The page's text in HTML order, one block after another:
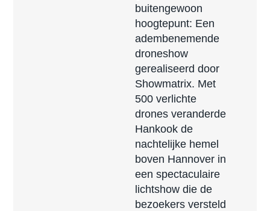
buitengewoon
hoogtepunt: Een
adembenemende
droneshow
gerealiseerd door
Showmatrix. Met
500 verlichte
drones veranderde
Hankook de
nachtelijke hemel
boven Hannover in
een spectaculaire
lichtshow die de
bezoekers versteld